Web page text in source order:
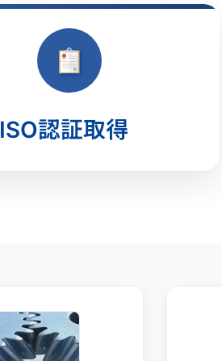
ISO認証取得